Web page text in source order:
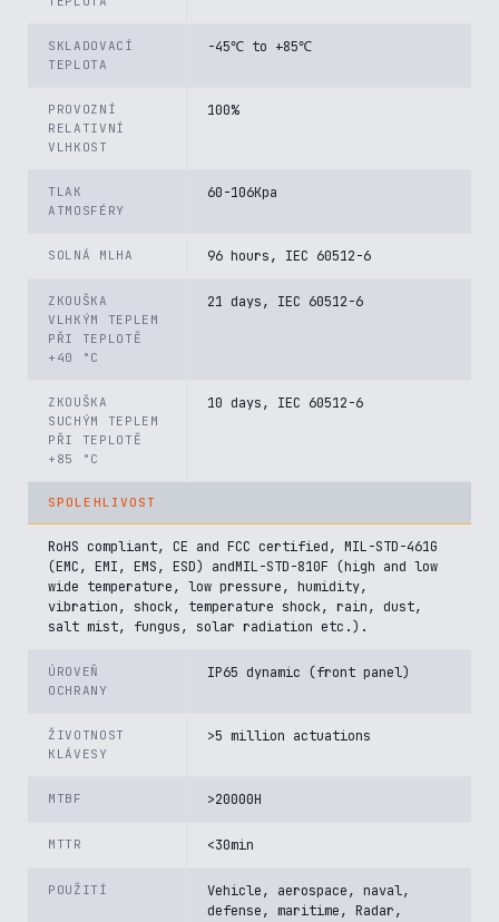
SKLADOVACÍ
TEPLOTA
-45℃ to +85℃
PROVOZNÍ
RELATIVNÍ
VLHKOST
100%
TLAK
ATMOSFÉRY
60-106Kpa
SOLNÁ MLHA 96 hours, IEC 60512-6
ZKOUŠKA
VLHKÝM TEPLEM
PŘI TEPLOTĚ
+40 °C
21 days, IEC 60512-6
ZKOUŠKA
SUCHÝM TEPLEM
PŘI TEPLOTĚ
+85 °C
10 days, IEC 60512-6
SPOLEHLIVOST
RoHS compliant, CE and FCC certified, MIL-STD-461G
(EMC, EMI, EMS, ESD) andMIL-STD-810F (high and low
wide temperature, low pressure, humidity,
vibration, shock, temperature shock, rain, dust,
salt mist, fungus, solar radiation etc.).
ÚROVEŇ
OCHRANY
IP65 dynamic (front panel)
ŽIVOTNOST
KLÁVESY
>5 million actuations
MTBF >20000H
MTTR <30min
POUŽITÍ
Vehicle, aerospace, naval,
defense, maritime, Radar,